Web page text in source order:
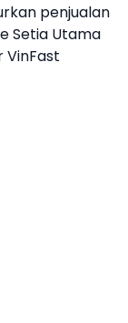
penjualan
Setia Utama
VinFast